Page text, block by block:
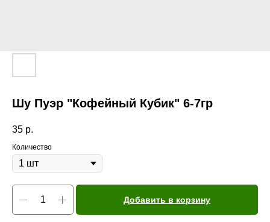
Шу Пуэр "Кофейный Кубик" 6-7гр
35 р.
Количество
Добавить в корзину